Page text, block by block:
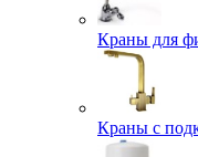
Краны для
Краны с